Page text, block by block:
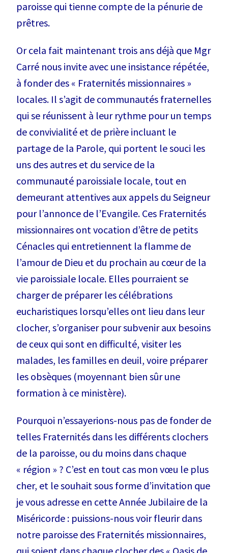
paroisse qui tienne compte de la pénurie de
prêtres.
Or cela fait maintenant trois ans déjà que Mgr
Carré nous invite avec une insistance répétée,
à fonder des « Fraternités missionnaires »
locales. Il s’agit de communautés fraternelles
qui se réunissent à leur rythme pour un temps
de convivialité et de prière incluant le
partage de la Parole, qui portent le souci les
uns des autres et du service de la
communauté paroissiale locale, tout en
demeurant attentives aux appels du Seigneur
pour l’annonce de l’Evangile. Ces Fraternités
missionnaires ont vocation d’être de petits
Cénacles qui entretiennent la flamme de
l’amour de Dieu et du prochain au cœur de la
vie paroissiale locale. Elles pourraient se
charger de préparer les célébrations
eucharistiques lorsqu’elles ont lieu dans leur
clocher, s’organiser pour subvenir aux besoins
de ceux qui sont en difficulté, visiter les
malades, les familles en deuil, voire préparer
les obsèques (moyennant bien sûr une
formation à ce ministère).
Pourquoi n’essayerions-nous pas de fonder de
telles Fraternités dans les différents clochers
de la paroisse, ou du moins dans chaque
« région » ? C’est en tout cas mon vœu le plus
cher, et le souhait sous forme d’invitation que
je vous adresse en cette Année Jubilaire de la
Miséricorde : puissions-nous voir fleurir dans
notre paroisse des Fraternités missionnaires,
qui soient dans chaque clocher des « Oasis de